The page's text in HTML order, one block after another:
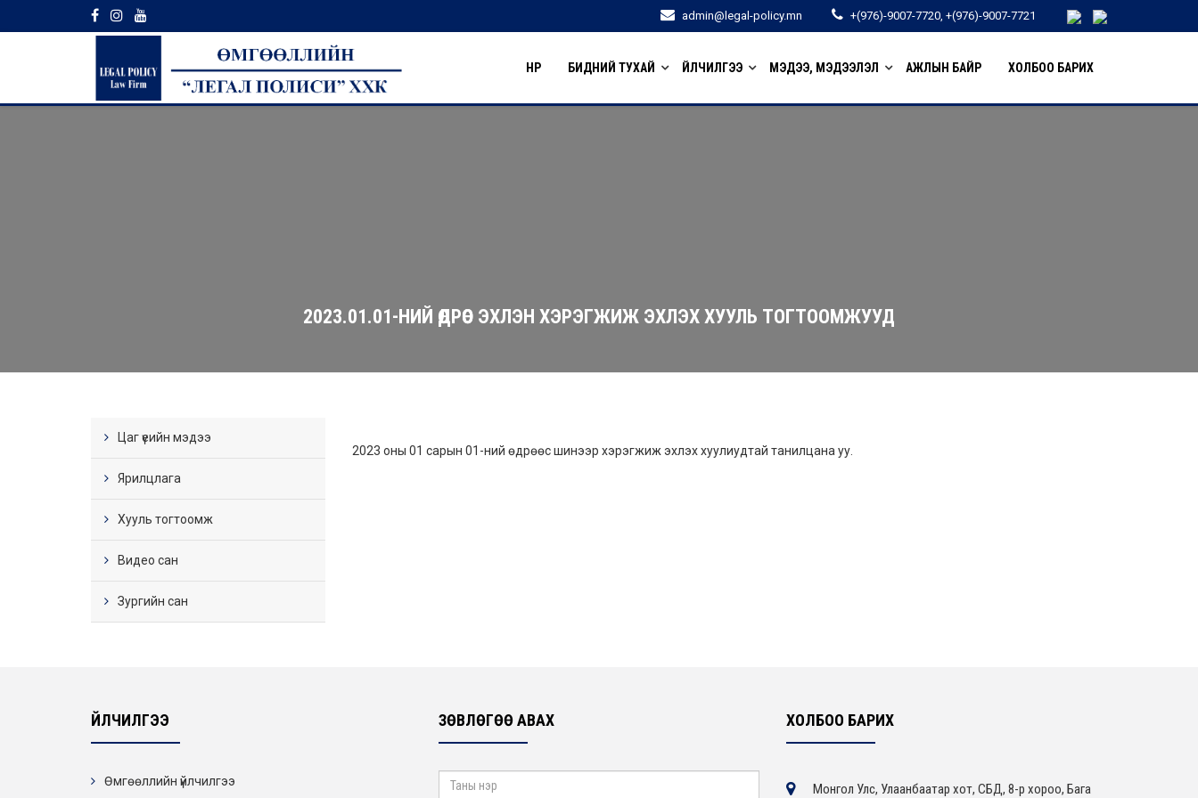
admin@legal-policy.mn +(976)-9007-7720, +(976)-9007-7721
НҮҮР БИДНИЙ ТУХАЙ ҮЙЛЧИЛГЭЭ МЭДЭЭ, МЭДЭЭЛЭЛ АЖЛЫН БАЙР ХОЛБОО БАРИХ
2023.01.01-НИЙ ӨДРӨӨС ЭХЛЭН ХЭРЭГЖИЖ ЭХЛЭХ ХУУЛЬ ТОГТООМЖУУД
Цаг үеийн мэдээ
Ярилцлага
Хууль тогтоомж
Видео сан
Зургийн сан
2023 оны 01 сарын 01-ний өдрөөс шинээр хэрэгжиж эхлэх хуулиудтай танилцана уу.
ҮЙЛЧИЛГЭЭ
Өмгөөллийн үйлчилгээ
ЗӨВЛӨГӨӨ АВАХ ХОЛБОО БАРИХ
Монгол Улс, Улаанбаатар хот, СБД, 8-р хороо, Бага